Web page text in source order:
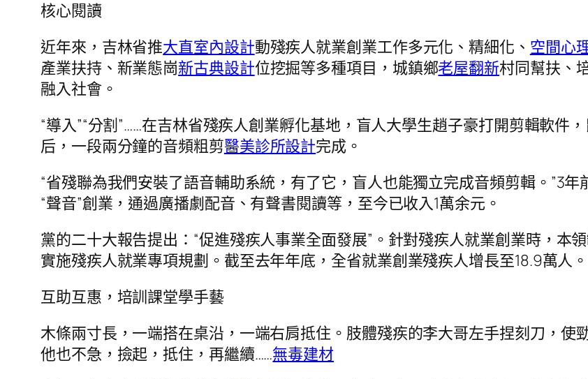
核心閱讀
近年來，吉林省推大直室內設計動殘疾人就業創業工作多元化、精細化、 空間心
產業扶持、新業態崗新古典設計位挖掘等多種項目，城鎮鄉老屋翻新村同幫扶、
融入社會。
“導入”“分割”……在吉林省殘疾人創業孵化基地，盲人大學生趙子豪打開剪輯軟件
后，一段兩分鐘的音頻粗剪醫美診所設計完成。
“省殘聯為我們安裝了語音輔助系統，有了它，盲人也能獨立完成音頻剪輯。”3
“聲音”創業，通過廣播劇配音、有聲書閱讀等，至今已收入1萬余元。
黨的二十大報告提出：“促進殘疾人事業全面發展”。針對殘疾人就業創業時，本
實施殘疾人就業專項規劃。截至去年年底，全省就業創業殘疾人增長至18.9萬人。
互助互惠，培訓課堂學手藝
木條兩寸長，一端搭在桌沿，一端右肩抵住。肢體殘疾的李大哥左手捏刻刀，使
他也不急，撿起，抵住，再繼續……無毒建材